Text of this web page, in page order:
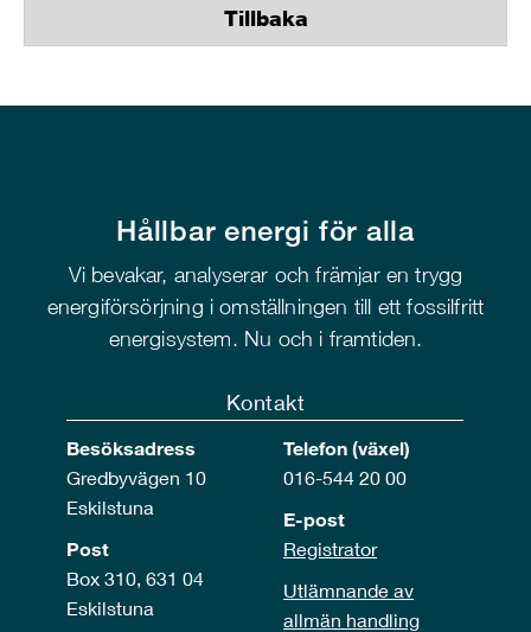
Tillbaka
Hållbar energi för alla
Vi bevakar, analyserar och främjar en trygg
energiförsörjning i omställningen till ett fossilfritt
energisystem. Nu och i framtiden.
Kontakt
Besöksadress
Gredbyvägen 10
Eskilstuna
Post
Box 310, 631 04
Eskilstuna
Telefon (växel)
016-544 20 00
E-post
Registrator
Utlämnande av
allmän handling